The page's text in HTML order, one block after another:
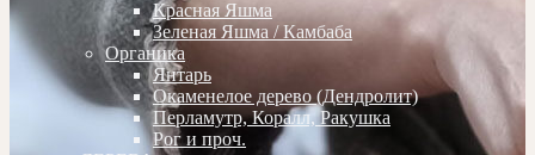
Красная Яшма
Зеленая Яшма / Камбаба
Органика
Янтарь
Окаменелое дерево (Дендролит)
Перламутр, Коралл, Ракушка
Рог и проч.